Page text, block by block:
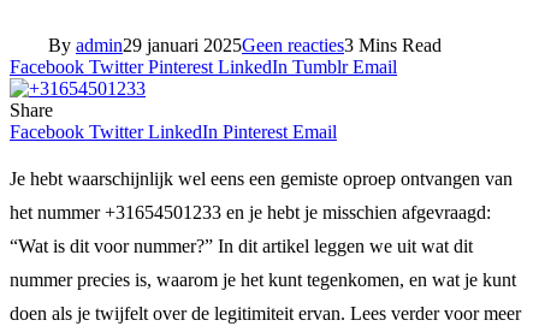
By admin29 januari 2025Geen reacties3 Mins Read
Facebook Twitter Pinterest LinkedIn Tumblr Email
Share
Facebook Twitter LinkedIn Pinterest Email
Je hebt waarschijnlijk wel eens een gemiste oproep ontvangen van
het nummer +31654501233 en je hebt je misschien afgevraagd:
“Wat is dit voor nummer?” In dit artikel leggen we uit wat dit
nummer precies is, waarom je het kunt tegenkomen, en wat je kunt
doen als je twijfelt over de legitimiteit ervan. Lees verder voor meer